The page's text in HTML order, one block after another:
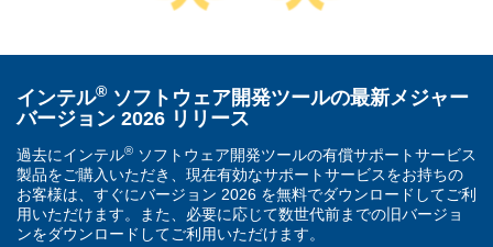
インテル® ソフトウェア開発ツールの最新メジャー
バージョン 2026 リリース
過去にインテル® ソフトウェア開発ツールの有償サポートサービス
製品をご購入いただき、現在有効なサポートサービスをお持ちの
お客様は、すぐにバージョン 2026 を無料でダウンロードしてご利
用いただけます。また、必要に応じて数世代前までの旧バージョ
ンをダウンロードしてご利用いただけます。